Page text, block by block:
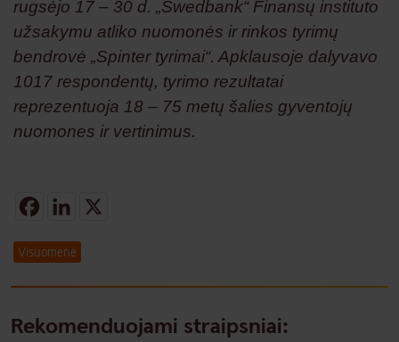
rugsėjo 17 – 30 d. „Swedbank“ Finansų instituto
užsakymu atliko nuomonės ir rinkos tyrimų
bendrovė „Spinter tyrimai“. Apklausoje dalyvavo
1017 respondentų, tyrimo rezultatai
reprezentuoja 18 – 75 metų šalies gyventojų
nuomones ir vertinimus.
Facebook
LinkedIn
Visuomenė
Rekomenduojami straipsniai: